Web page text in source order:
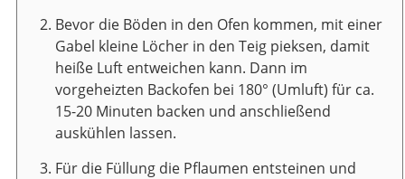
Bevor die Böden in den Ofen kommen, mit einer
Gabel kleine Löcher in den Teig pieksen, damit
heiße Luft entweichen kann. Dann im
vorgeheizten Backofen bei 180° (Umluft) für ca.
15-20 Minuten backen und anschließend
auskühlen lassen.
Für die Füllung die Pflaumen entsteinen und